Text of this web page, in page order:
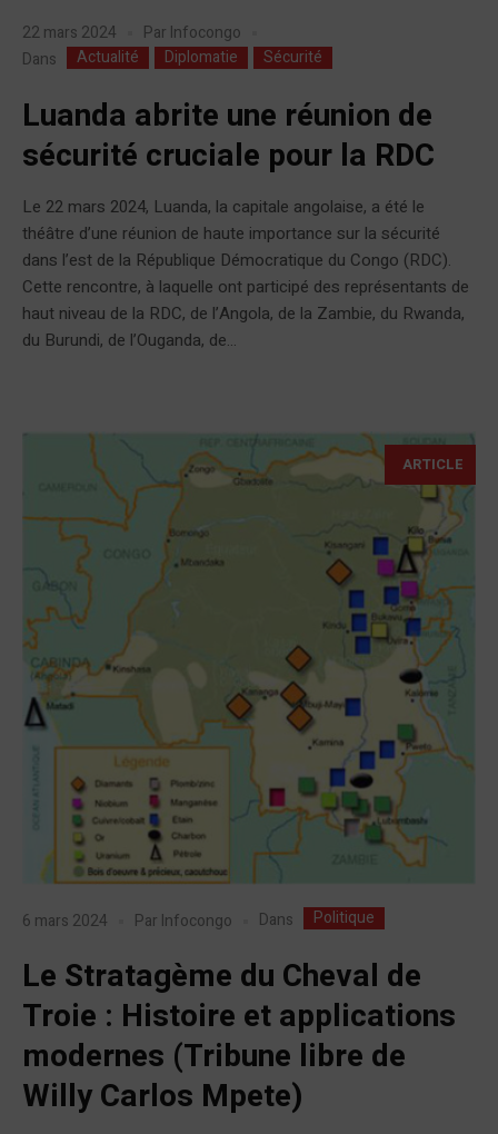
22 mars 2024 Par Infocongo
Dans
Actualité Diplomatie Sécurité
Luanda abrite une réunion de
sécurité cruciale pour la RDC
Le 22 mars 2024, Luanda, la capitale angolaise, a été le
théâtre d’une réunion de haute importance sur la sécurité
dans l’est de la République Démocratique du Congo (RDC).
Cette rencontre, à laquelle ont participé des représentants de
haut niveau de la RDC, de l’Angola, de la Zambie, du Rwanda,
du Burundi, de l’Ouganda, de...
ARTICLE
6 mars 2024 Par Infocongo Dans Politique
Le Stratagème du Cheval de
Troie : Histoire et applications
modernes (Tribune libre de
Willy Carlos Mpete)